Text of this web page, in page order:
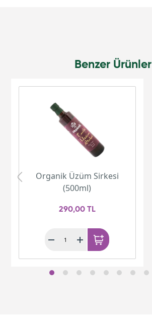
Benzer Ürünler
Organik Üzüm Sirkesi
(500ml)
290,00 TL